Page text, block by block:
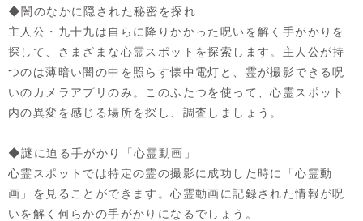
◆闇のなかに隠された秘密を探れ
主人公・九十九は自らに降りかかった呪いを解く手がかりを
探して、さまざまな心霊スポットを探索します。主人公が持
つのは薄暗い闇の中を照らす懐中電灯と、霊が撮影できる呪
いのカメラアプリのみ。このふたつを使って、心霊スポット
内の異変を感じる場所を探し、調査しましょう。
◆謎に迫る手がかり「心霊動画」
心霊スポットでは特定の霊の撮影に成功した時に「心霊動
画」を見ることができます。心霊動画に記録された情報が呪
いを解く何らかの手がかりになるでしょう。